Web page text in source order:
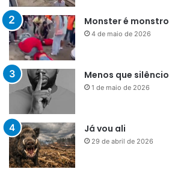
Monster é monstro
4 de maio de 2026
Menos que silêncio
1 de maio de 2026
Já vou ali
29 de abril de 2026